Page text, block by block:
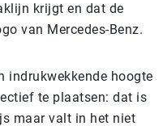
krijgt en dat de
van Mercedes-Benz.
indrukwekkende hoogte
te plaatsen: dat is
maar valt in het niet